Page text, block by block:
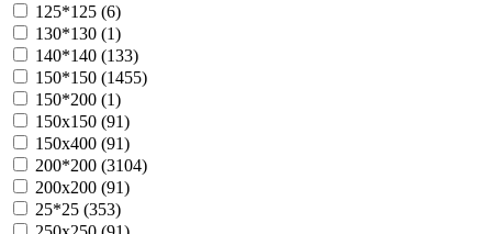
125*125 (6)
130*130 (1)
140*140 (133)
150*150 (1455)
150*200 (1)
150х150 (91)
150х400 (91)
200*200 (3104)
200х200 (91)
25*25 (353)